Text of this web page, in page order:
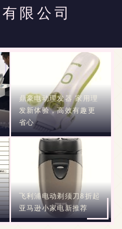
限公司
鼎豪电动理发器 家用理
发新体验，高效有趣更
省心
飞利浦电动剃须刀8折起
亚马逊小家电新推荐